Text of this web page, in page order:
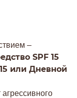
–
SPF 15
15 или Дневной